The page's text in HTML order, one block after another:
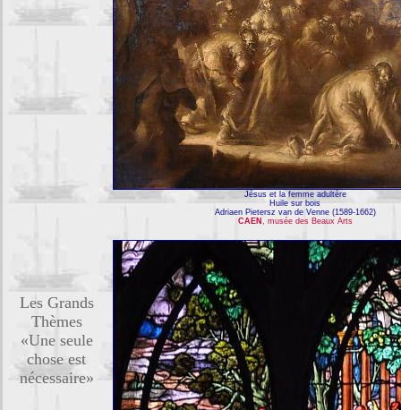
Les Grands
Thèmes
«Une seule
chose est
nécessaire»
Jésus et la femme adultère
Huile sur bois
Adriaen Pietersz van de Venne (1589-1662)
CAEN , musée des Beaux Arts